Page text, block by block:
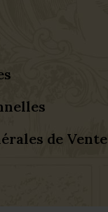
de Vente